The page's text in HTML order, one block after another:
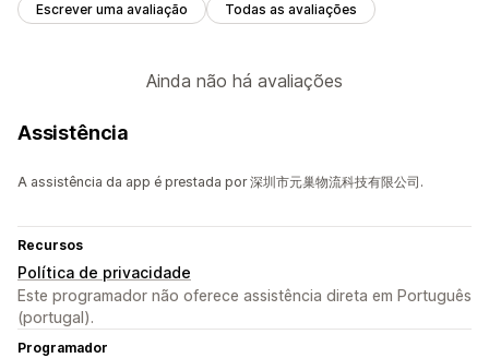
Escrever uma avaliação Todas as avaliações
Ainda não há avaliações
Assistência
A assistência da app é prestada por 深圳市元巢物流科技有限公司.
Recursos
Política de privacidade
Este programador não oferece assistência direta em Português
(portugal).
Programador